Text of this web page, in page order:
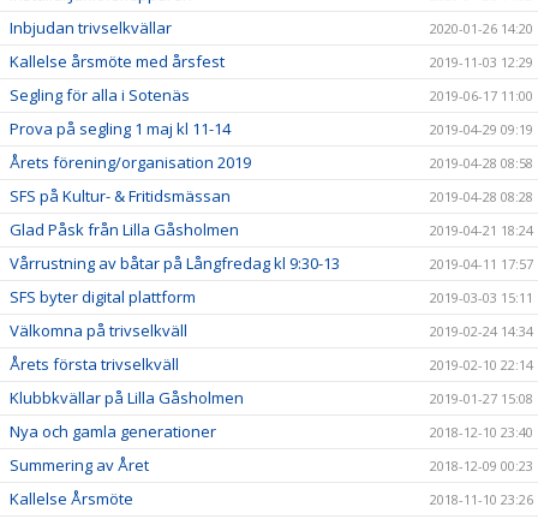
Inbjudan trivselkvällar 2020-01-26 14:20
Kallelse årsmöte med årsfest 2019-11-03 12:29
Segling för alla i Sotenäs 2019-06-17 11:00
Prova på segling 1 maj kl 11-14 2019-04-29 09:19
Årets förening/organisation 2019 2019-04-28 08:58
SFS på Kultur- & Fritidsmässan 2019-04-28 08:28
Glad Påsk från Lilla Gåsholmen 2019-04-21 18:24
Vårrustning av båtar på Långfredag kl 9:30-13 2019-04-11 17:57
SFS byter digital plattform 2019-03-03 15:11
Välkomna på trivselkväll 2019-02-24 14:34
Årets första trivselkväll 2019-02-10 22:14
Klubbkvällar på Lilla Gåsholmen 2019-01-27 15:08
Nya och gamla generationer 2018-12-10 23:40
Summering av Året 2018-12-09 00:23
Kallelse Årsmöte 2018-11-10 23:26